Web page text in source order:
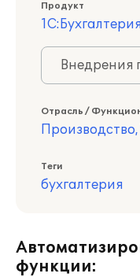
Продукт
Внедрения
Отрасль /
Теги
бухгалтерия
функции: